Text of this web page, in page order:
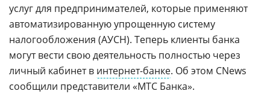
услуг для предпринимателей, которые применяют
автоматизированную упрощенную систему
налогообложения (АУСН). Теперь клиенты банка
могут вести свою деятельность полностью через
личный кабинет в интернет-банке. Об этом CNews
сообщили представители «МТС Банка».